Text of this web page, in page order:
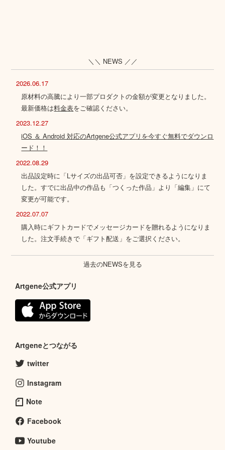
＼＼ NEWS ／／
2026.06.17
原材料の高騰により一部プロダクトの金額が変更となりました。
最新価格は料金表をご確認ください。
2023.12.27
iOS ＆ Android 対応のArtgene公式アプリを今すぐ無料でダウンロ
ード！！
2022.08.29
出品設定時に「Lサイズの出品可否」を設定できるようになりま
した。すでに出品中の作品も「つくった作品」より「編集」にて
変更が可能です。
2022.07.07
購入時にギフトカードでメッセージカードを贈れるようになりま
した。注文手続きで「ギフト配送」をご選択ください。
過去のNEWSを見る
Artgene公式アプリ
Artgeneとつながる
twitter
Instagram
Note
Facebook
Youtube